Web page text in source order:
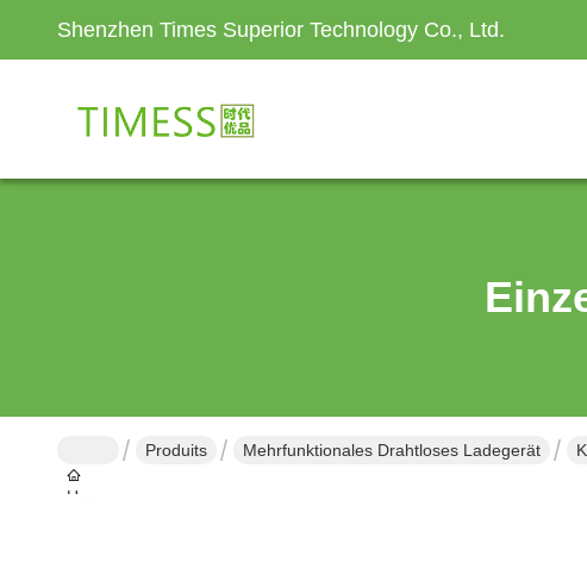
Shenzhen Times Superior Technology Co., Ltd.
Haus
Produits Mehrfunktionales Drahtloses Ladegerät